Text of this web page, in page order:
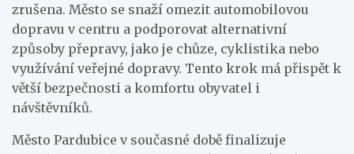
zrušena. Město se snaží omezit automobilovou
dopravu v centru a podporovat alternativní
způsoby přepravy, jako je chůze, cyklistika nebo
využívání veřejné dopravy. Tento krok má přispět k
větší bezpečnosti a komfortu obyvatel i
návštěvníků.
Město Pardubice v současné době finalizuje